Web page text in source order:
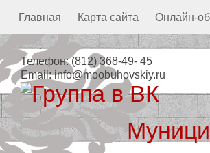
Главная Карта сайта Онлайн-
Телефон:(812) 368-49- 45
Email:info@moobuhovskiy.ru